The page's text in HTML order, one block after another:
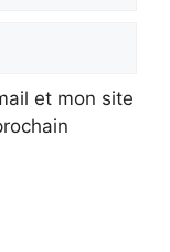
et mon site